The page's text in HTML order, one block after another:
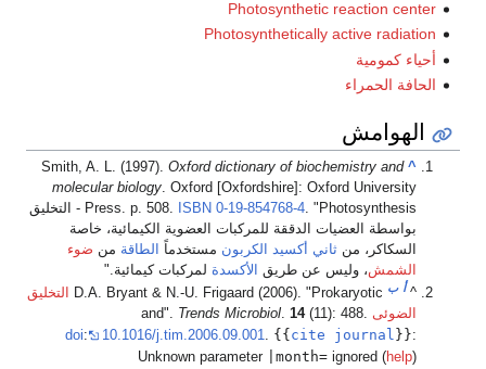
Photosynthetic reaction
Photosynthetically active
كمومية
الحمراء
Smith, A. L. (1997).Oxford dictionary of biochemistry and
molecular biology. Oxford [Oxfordshire]: Oxford
Press. p. 508.ISBN 0-19-854768-4.
Photosynthesis - التخليق
العضيات الدققة للمركبات العضوية الكيمائية، خاصة
منثاني أكسيد الكربونمستخدماًالطاقةمن ضوء
، وليس عن طريق الأكسدة لمركبات كيمائية.
D.A. Bryant & N.-U. Frigaard (2006). "Prokaryotic التخليق
Trends Microbiol.14 (11): 488.
doi: 10.1016/j.tim.2006.09.001. {{ cite journal
Unknown parameter|month=ignored (